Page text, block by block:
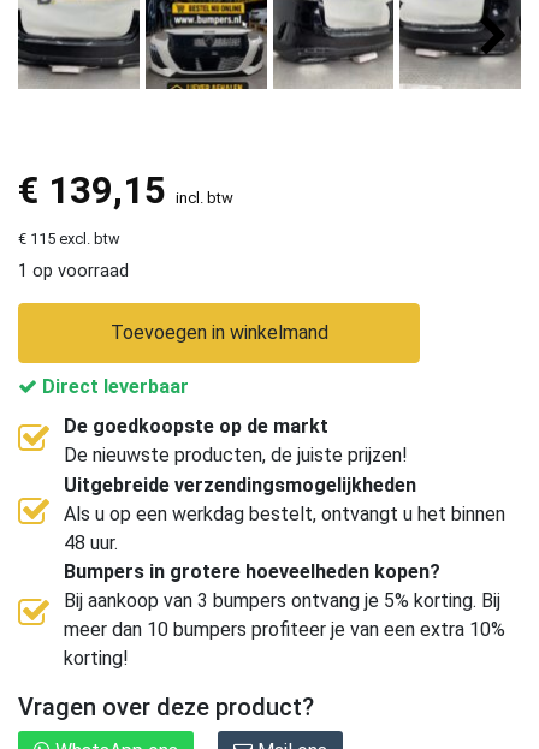
€ 139,15 incl. btw
€ 115 excl. btw
1 op voorraad
Toevoegen in winkelmand
Direct leverbaar
De goedkoopste op de markt
De nieuwste producten, de juiste prijzen!
Uitgebreide verzendingsmogelijkheden
Als u op een werkdag bestelt, ontvangt u het binnen
48 uur.
Bumpers in grotere hoeveelheden kopen?
Bij aankoop van 3 bumpers ontvang je 5% korting. Bij
meer dan 10 bumpers profiteer je van een extra 10%
korting!
Vragen over deze product?